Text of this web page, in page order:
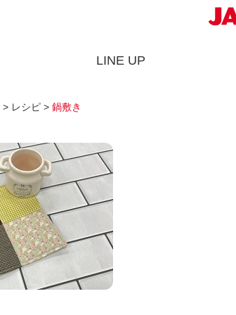
LINE UP
> レシピ > 鍋敷き